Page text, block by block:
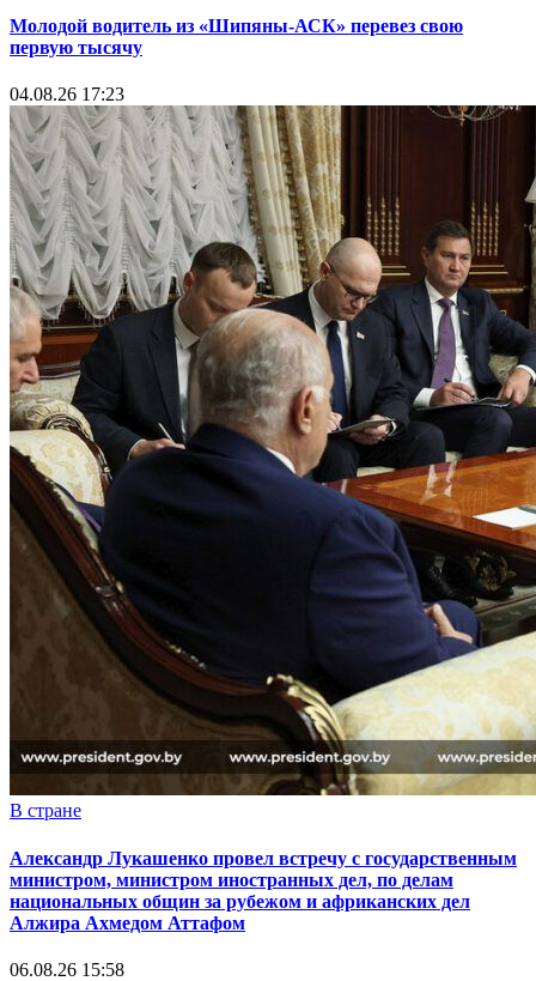
Молодой водитель из «Шипяны-АСК» перевез свою
первую тысячу
04.08.26 17:23
В стране
Александр Лукашенко провел встречу с государственным
министром, министром иностранных дел, по делам
национальных общин за рубежом и африканских дел
Алжира Ахмедом Аттафом
06.08.26 15:58